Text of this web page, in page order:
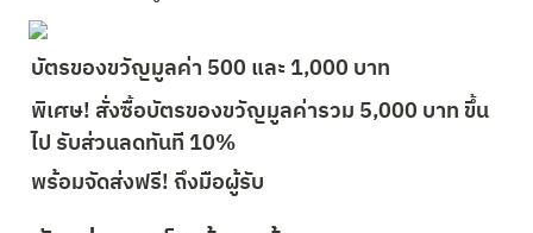
บัตรของขวัญมูลค่า 500 และ 1,000 บาท
พิเศษ! สั่งซื้อบัตรของขวัญมูลค่ารวม 5,000 บาท ขึ้น
ไป รับส่วนลดทันที 10%
พร้อมจัดส่งฟรี! ถึงมือผู้รับ